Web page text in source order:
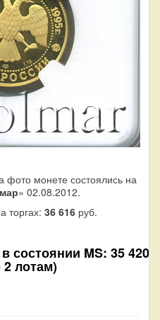
фото монете состоялись на
» 02.08.2012.
торгах: 36 616 руб.
состоянии MS: 35 420
2 лотам)